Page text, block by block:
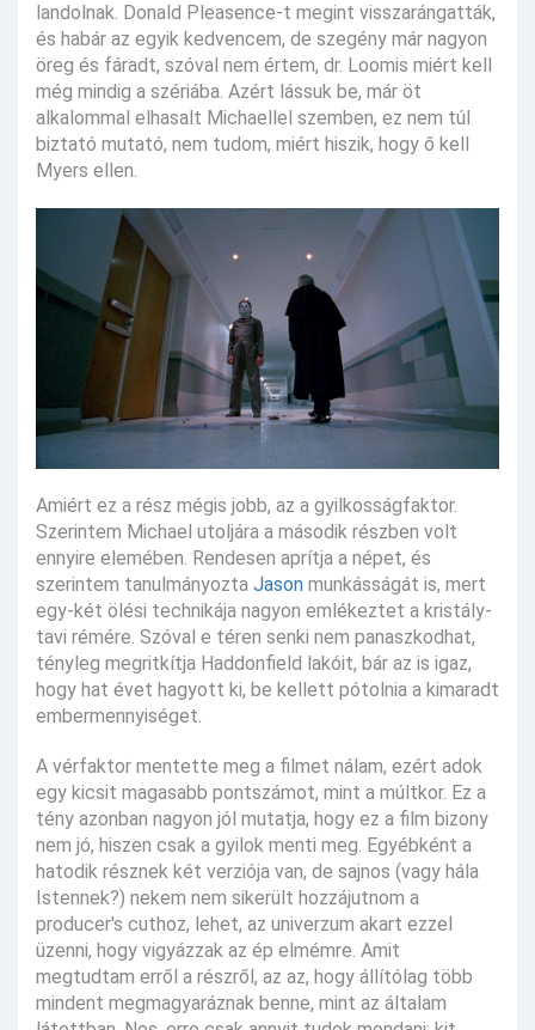
landolnak. Donald Pleasence-t megint visszarángatták,
és habár az egyik kedvencem, de szegény már nagyon
öreg és fáradt, szóval nem értem, dr. Loomis miért kell
még mindig a szériába. Azért lássuk be, már öt
alkalommal elhasalt Michaellel szemben, ez nem túl
biztató mutató, nem tudom, miért hiszik, hogy ő kell
Myers ellen.
Amiért ez a rész mégis jobb, az a gyilkosságfaktor.
Szerintem Michael utoljára a második részben volt
ennyire elemében. Rendesen aprítja a népet, és
szerintem tanulmányozta Jason munkásságát is, mert
egy-két ölési technikája nagyon emlékeztet a kristály-
tavi rémére. Szóval e téren senki nem panaszkodhat,
tényleg megritkítja Haddonfield lakóit, bár az is igaz,
hogy hat évet hagyott ki, be kellett pótolnia a kimaradt
embermennyiséget.
A vérfaktor mentette meg a filmet nálam, ezért adok
egy kicsit magasabb pontszámot, mint a múltkor. Ez a
tény azonban nagyon jól mutatja, hogy ez a film bizony
nem jó, hiszen csak a gyilok menti meg. Egyébként a
hatodik résznek két verziója van, de sajnos (vagy hála
Istennek?) nekem nem sikerült hozzájutnom a
producer's cuthoz, lehet, az univerzum akart ezzel
üzenni, hogy vigyázzak az ép elmémre. Amit
megtudtam erről a részről, az az, hogy állítólag több
mindent megmagyaráznak benne, mint az általam